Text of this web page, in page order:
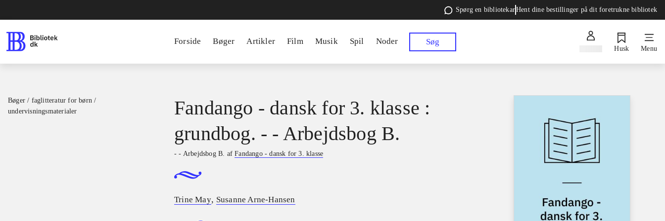
Spørg en bibliotekarHent dine bestillinger på dit foretrukne bibliotek
Forside Bøger Artikler Film Musik Spil Noder Søg
Husk Menu
Bøger / faglitteratur for børn /
undervisningsmaterialer
Fandango - dansk for 3. klasse :
grundbog. - - Arbejdsbog B.
- - Arbejdsbog B. afFandango - dansk for 3. klasse
Trine May, Susanne Arne-Hansen